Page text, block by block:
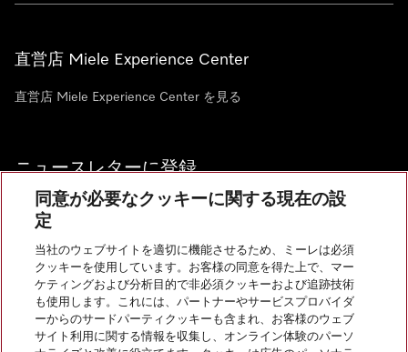
直営店 Miele Experience Center
直営店 Miele Experience Center を見る
ニュースレターに登録
お問い合わせ
InstagramのMiele
YoutubeのMiele
同意が必要なクッキーに関する現在の設
定
当社のウェブサイトを適切に機能させるため、ミーレは必須
クッキーを使用しています。お客様の同意を得た上で、マー
ケティングおよび分析目的で非必須クッキーおよび追跡技術
も使用します。これには、パートナーやサービスプロバイダ
ーからのサードパーティクッキーも含まれ、お客様のウェブ
サイト利用に関する情報を収集し、オンライン体験のパーソ